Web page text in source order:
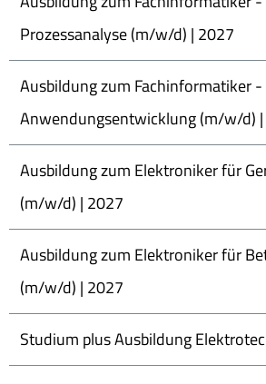
Prozessanalyse (m/w/d) | 2027
Ausbildung zum Fachinformatiker -
Anwendungsentwicklung (m/w/d)
Ausbildung zum Elektroniker für
(m/w/d) | 2027
Ausbildung zum Elektroniker für
(m/w/d) | 2027
Studium plus Ausbildung